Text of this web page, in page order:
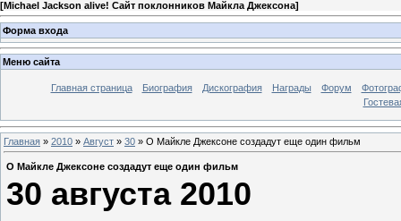
[Michael Jackson alive! Сайт поклонников Майкла Джексона]
Форма входа
Меню сайта
Главная страница Биография Дискография Награды Форум
Главная » 2010 » Август » 30 » О Майкле Джексоне создадут еще один фильм
О Майкле Джексоне создадут еще один фильм
30 августа 2010